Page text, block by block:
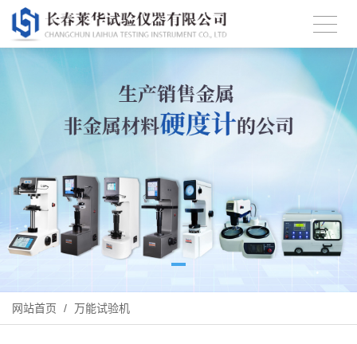
网站首页 / 万能试验机